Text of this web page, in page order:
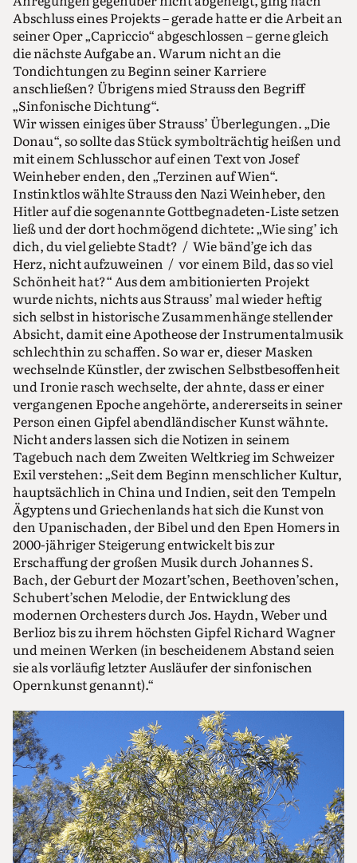
Abschluss eines Projekts – gerade hatte er die Arbeit an
seiner Oper „Capriccio“ abgeschlossen – gerne gleich
die nächste Aufgabe an. Warum nicht an die
Tondichtungen zu Beginn seiner Karriere
anschließen? Übrigens mied Strauss den Begriff
„Sinfonische Dichtung“.
Wir wissen einiges über Strauss’ Überlegungen. „Die
Donau“, so sollte das Stück symbolträchtig heißen und
mit einem Schlusschor auf einen Text von Josef
Weinheber enden, den „Terzinen auf Wien“.
Instinktlos wählte Strauss den Nazi Weinheber, den
Hitler auf die sogenannte Gottbegnadeten-Liste setzen
ließ und der dort hochmögend dichtete: „Wie sing’ ich
dich, du viel geliebte Stadt? / Wie bänd’ge ich das
Herz, nicht aufzuweinen / vor einem Bild, das so viel
Schönheit hat?“ Aus dem ambitionierten Projekt
wurde nichts, nichts aus Strauss’ mal wieder heftig
sich selbst in historische Zusammenhänge stellender
Absicht, damit eine Apotheose der Instrumentalmusik
schlechthin zu schaffen. So war er, dieser Masken
wechselnde Künstler, der zwischen Selbstbesoffenheit
und Ironie rasch wechselte, der ahnte, dass er einer
vergangenen Epoche angehörte, andererseits in seiner
Person einen Gipfel abendländischer Kunst wähnte.
Nicht anders lassen sich die Notizen in seinem
Tagebuch nach dem Zweiten Weltkrieg im Schweizer
Exil verstehen: „Seit dem Beginn menschlicher Kultur,
hauptsächlich in China und Indien, seit den Tempeln
Ägyptens und Griechenlands hat sich die Kunst von
den Upanischaden, der Bibel und den Epen Homers in
2000-jähriger Steigerung entwickelt bis zur
Erschaffung der großen Musik durch Johannes S.
Bach, der Geburt der Mozart’schen, Beethoven’schen,
Schubert’schen Melodie, der Entwicklung des
modernen Orchesters durch Jos. Haydn, Weber und
Berlioz bis zu ihrem höchsten Gipfel Richard Wagner
und meinen Werken (in bescheidenem Abstand seien
sie als vorläufig letzter Ausläufer der sinfonischen
Opernkunst genannt).“